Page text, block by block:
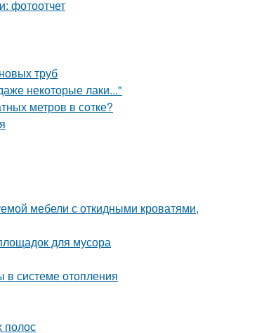
фотоотчет
труб
некоторые лаки..."
метров в сотке?
мебели с откидными кроватями,
для мусора
в системе отопления
полос